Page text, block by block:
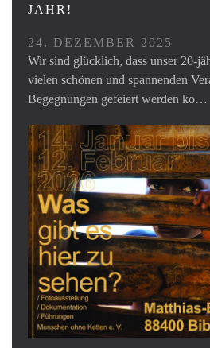
JAHR!
24. DEZEMBER 2025
Wir sind glücklich, dass unser 20-
vielen schönen und spannenden
Begegnungen gefeiert werden ko…